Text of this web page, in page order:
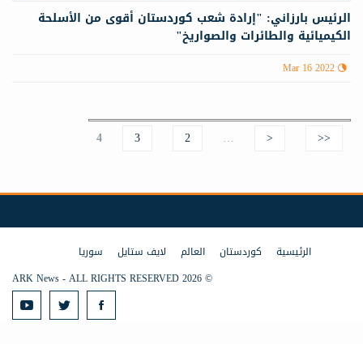
الرئيس بارزاني: "إرادة شعب كوردستان أقوى من الأسلحة
الكيميائية والطائرات والصواريخ"
Mar 16 2022
Pages
<<
<
…
2
3
4
الرئيسية كوردستان العالم لايف ستايل
سوريا
© 2026 ARK News - ALL RIGHTS RESERVED